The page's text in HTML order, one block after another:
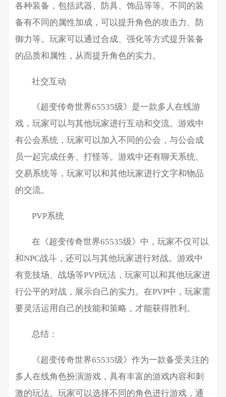
各种装备，包括武器、防具、饰品等等。不同的装
备有不同的属性加成，可以提升角色的攻击力、防
御力等。玩家可以通过合成、强化等方式提升装备
的品质和属性，从而提升角色的实力。
社交互动
《超变传奇世界65535级》是一款多人在线游
戏，玩家可以与其他玩家进行互动和交流。游戏中
有公会系统，玩家可以加入不同的公会，与公会成
员一起完成任务、打怪等。游戏中还有聊天系统、
交易系统等，玩家可以和其他玩家进行文字和物品
的交流。
PVP系统
在《超变传奇世界65535级》中，玩家不仅可以
和NPC战斗，还可以与其他玩家进行对战。游戏中
有竞技场、战场等PVP玩法，玩家可以和其他玩家进
行公平的对战，展示自己的实力。在PVP中，玩家需
要灵活运用自己的技能和策略，才能获得胜利。
总结：
《超变传奇世界65535级》作为一款备受关注的
多人在线角色扮演游戏，具有丰富的游戏内容和刺
激的玩法。玩家可以选择不同的角色进行游戏，通